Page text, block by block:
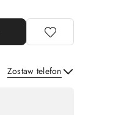
Zostaw telefon